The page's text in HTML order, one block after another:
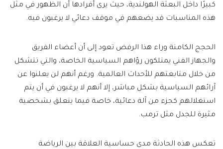
كبيرًا داخل البعثة الهولندية، حيث يرى أفرادها أن الظهور في مثل
هذه المناسبات قد يضعهم في موقف دعائي لا يرغبون فيه.
الحجج الكامنة وراء هذا الرفض تعود إلى أن أعضاء الفريق
والجهاز الفني يمتلكون رؤاهم السياسية الخاصة، والتي تتشكل
من خلال متابعتهم للأحداث العالمية. ورغم أنهم لن يعلنوا عن
آرائهم السياسية بشكل مباشر، إلا أنهم لا يرغبون في أن يتم
استغلالهم كجزء من آلة دعائية، خاصة فيما يتعلق بشخصية
مثيرة للجدل مثل ترمب.
تعكس هذه الحادثة مدى حساسية العلاقة بين الرياضة